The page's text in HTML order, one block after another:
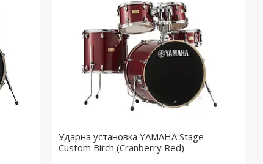
Ударна установка YAMAHA Stage
Custom Birch (Cranberry Red)